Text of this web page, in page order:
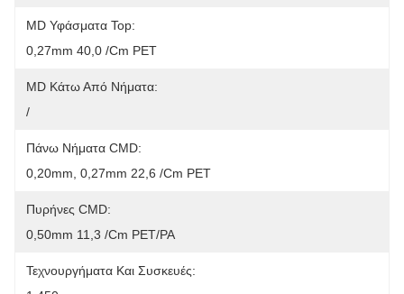
MD Υφάσματα Top:
0,27mm 40,0 /cm PET
MD Κάτω Από Νήματα:
/
Πάνω Νήματα CMD:
0,20mm, 0,27mm 22,6 /cm PET
Πυρήνες CMD:
0,50mm 11,3 /cm PET/PA
Τεχνουργήματα Και Συσκευές: